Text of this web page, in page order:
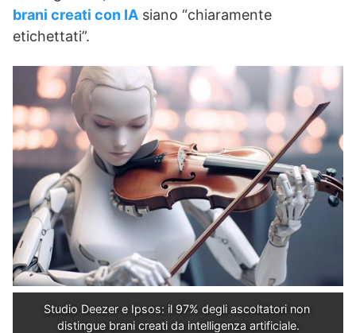
brani creati con IA siano “chiaramente
etichettati”.
Studio Deezer e Ipsos: il 97% degli ascoltatori non
distingue brani creati da intelligenza artificiale.